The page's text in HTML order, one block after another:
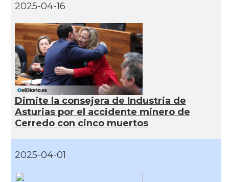
2025-04-16
Dimite la consejera de Industria de
Asturias por el accidente minero de
Cerredo con cinco muertos
2025-04-01